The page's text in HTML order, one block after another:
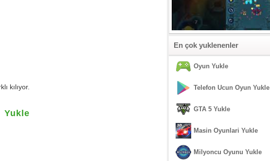
kılıyor.
Yukle
En çok yuklenenler
Oyun Yukle
Telefon Ucun Oyun Yukle
GTA 5 Yukle
Masin Oyunlari Yukle
Milyoncu Oyunu Yukle